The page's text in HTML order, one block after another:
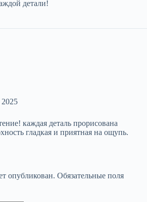
детали!
каждая деталь прорисована
гладкая и приятная на ощупь.
опубликован. Обязательные поля